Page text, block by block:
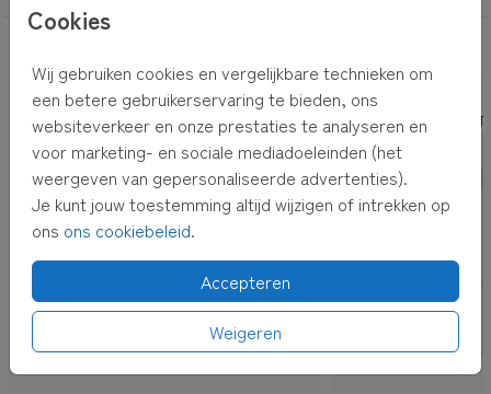
Cookies
Wij gebruiken cookies en vergelijkbare technieken om
een betere gebruikerservaring te bieden, ons
websiteverkeer en onze prestaties te analyseren en
voor marketing- en sociale mediadoeleinden (het
weergeven van gepersonaliseerde advertenties).
Je kunt jouw toestemming altijd wijzigen of intrekken op
ons ons cookiebeleid.
Accepteren
Weigeren